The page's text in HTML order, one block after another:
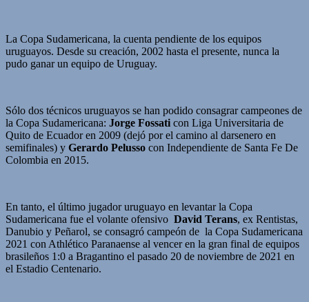
La Copa Sudamericana, la cuenta pendiente de los equipos
uruguayos. Desde su creación, 2002 hasta el presente, nunca la
pudo ganar un equipo de Uruguay.
Sólo dos técnicos uruguayos se han podido consagrar campeones de
la Copa Sudamericana: Jorge Fossati con Liga Universitaria de
Quito de Ecuador en 2009 (dejó por el camino al darsenero en
semifinales) y Gerardo Pelusso con Independiente de Santa Fe De
Colombia en 2015.
En tanto, el último jugador uruguayo en levantar la Copa
Sudamericana fue el volante ofensivo David Terans, ex Rentistas,
Danubio y Peñarol, se consagró campeón de la Copa Sudamericana
2021 con Athlético Paranaense al vencer en la gran final de equipos
brasileños 1:0 a Bragantino el pasado 20 de noviembre de 2021 en
el Estadio Centenario.